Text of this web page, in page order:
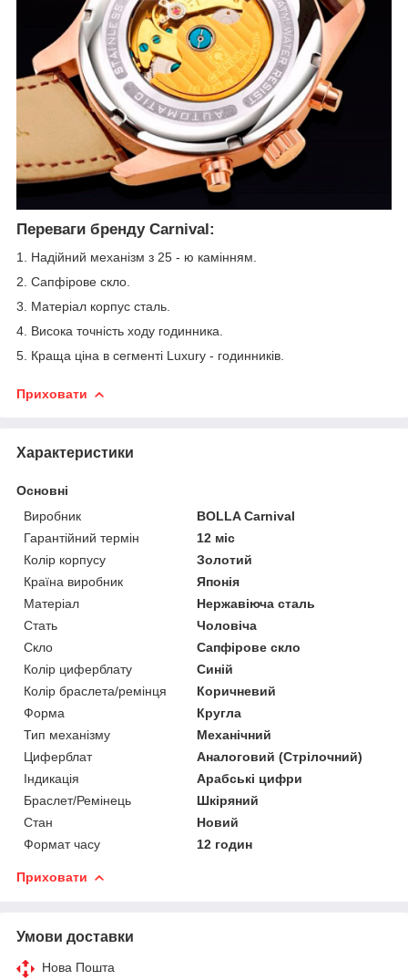
Переваги бренду Carnival:
1. Надійний механізм з 25 - ю камінням.
2. Сапфірове скло.
3. Матеріал корпус сталь.
4. Висока точність ходу годинника.
5. Краща ціна в сегменті Luxury - годинників.
Приховати
Характеристики
Основні
Виробник
BOLLA Carnival
Гарантійний термін
12 міс
Колір корпусу
Золотий
Країна виробник
Японія
Матеріал
Нержавіюча сталь
Стать
Чоловіча
Скло
Сапфірове скло
Колір циферблату
Синій
Колір браслета/ремінця
Коричневий
Форма
Кругла
Тип механізму
Механічний
Циферблат
Аналоговий (Стрілочний)
Індикація
Арабські цифри
Браслет/Ремінець
Шкіряний
Стан
Новий
Формат часу
12 годин
Приховати
Умови доставки
Нова Пошта